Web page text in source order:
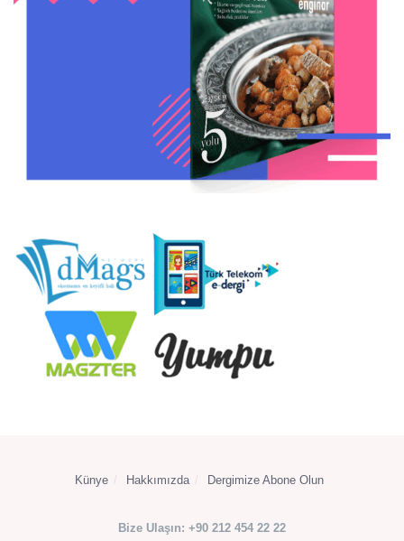
Künye Hakkımızda Dergimize Abone Olun
Bize Ulaşın: +90 212 454 22 22